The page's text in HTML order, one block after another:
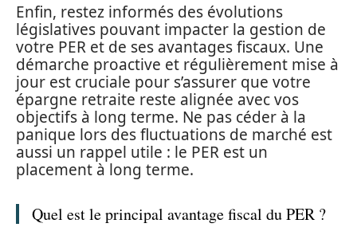
Enfin, restez informés des évolutions
législatives pouvant impacter la gestion de
votre PER et de ses avantages fiscaux. Une
démarche proactive et régulièrement mise à
jour est cruciale pour s’assurer que votre
épargne retraite reste alignée avec vos
objectifs à long terme. Ne pas céder à la
panique lors des fluctuations de marché est
aussi un rappel utile : le PER est un
placement à long terme.
Quel est le principal avantage fiscal du PER ?